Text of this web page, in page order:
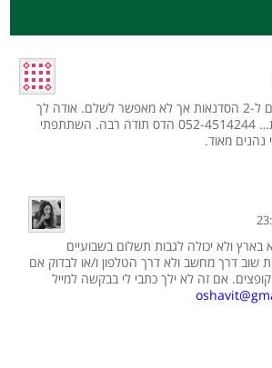
אורי שלום ניסיתי להרשם ל-2 הסדנאות אך לא מאפשר לשלם. אודה לך
אם אוכל לשלם טלפונית… 052-4514244 הדס תודה רבה. השתתפתי
נהנים מאוד.
בארץ ולא יכולה לגבות תשלום בשבועיים
שוב דרך מחשב ולא דרך הטלפון ו/או לבדוק אם
אם זה לא ילך כתבי לי בבקשה למייל